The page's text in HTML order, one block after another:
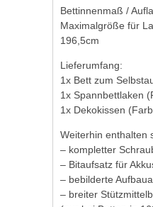
Bettinnenmaß /
Maximalgröße für
196,5cm
Lieferumfang:
1x Bett zum
1x Spannbettlaken
1x Dekokissen
Weiterhin enthalten
– kompletter
– Bitaufsatz für
– bebilderte
– breiter